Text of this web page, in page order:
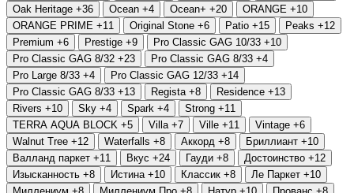
Oak Heritage +36 Ocean +4 Ocean+ +20 ORANGE +10
ORANGE PRIME +11 Original Stone +6 Patio +15 Peaks +12
Premium +6 Prestige +9 Pro Classic GAG 10/33 +10
Pro Classic GAG 8/32 +23 Pro Classic GAG 8/33 +4
Pro Large 8/33 +4 Prо Classic GAG 12/33 +14
Prо Classic GAG 8/33 +13 Regista +8 Residence +13
Rivers +10 Sky +4 Spark +4 Strong +11
TERRA AQUA BLOCK +5 Villa +7 Ville +11 Vintage +6
Walnut Tree +12 Waterfalls +8 Аккорд +8 Бриллиант +10
Валланд паркет +11 Вкус +24 Гауди +8 Достоинство +12
Изысканность +8 Истина +10 Классик +8 Ле Паркет +10